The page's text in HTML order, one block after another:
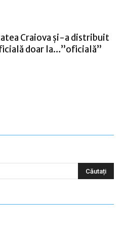
Craiova şi-a distribuit
doar la…”oficială”